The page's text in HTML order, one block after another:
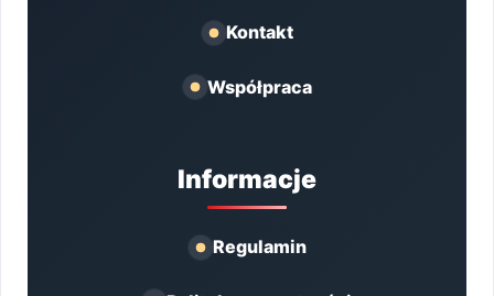
Kontakt
Współpraca
Informacje
Regulamin